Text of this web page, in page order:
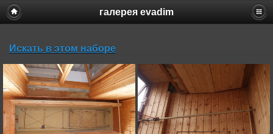
галерея evadim
Искать в этом наборе